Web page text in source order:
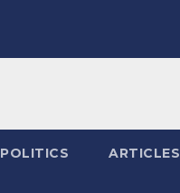
POLITICS ARTICLES